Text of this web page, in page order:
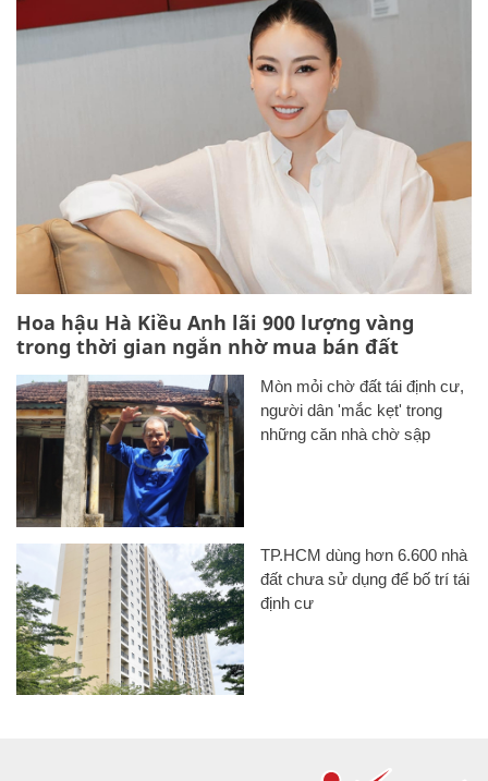
Hoa hậu Hà Kiều Anh lãi 900 lượng vàng
trong thời gian ngắn nhờ mua bán đất
Mòn mỏi chờ đất tái định cư,
người dân 'mắc kẹt' trong
những căn nhà chờ sập
TP.HCM dùng hơn 6.600 nhà
đất chưa sử dụng để bố trí tái
định cư